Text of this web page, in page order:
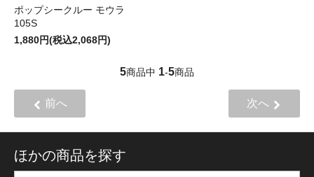
ポップシークルー モウラ
105S
1,880円(税込2,068円)
5商品中 1-5商品
前へ 次へ
ほかの商品を探す